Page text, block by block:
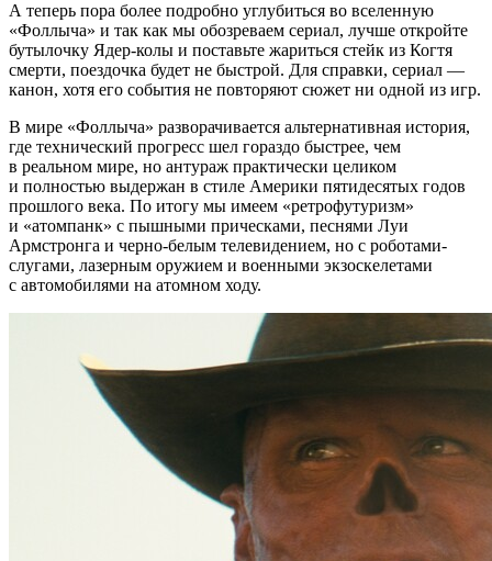
А теперь пора более подробно углубиться во вселенную
«Фоллыча» и так как мы обозреваем сериал, лучше откройте
бутылочку Ядер-колы и поставьте жариться стейк из Когтя
смерти, поездочка будет не быстрой. Для справки, сериал —
канон, хотя его события не повторяют сюжет ни одной из игр.
В мире «Фоллыча» разворачивается альтернативная история,
где технический прогресс шел гораздо быстрее, чем
в реальном мире, но антураж практически целиком
и полностью выдержан в стиле Америки пятидесятых годов
прошлого века. По итогу мы имеем «ретрофутуризм»
и «атомпанк» с пышными прическами, песнями Луи
Армстронга и черно-белым телевидением, но с роботами-
слугами, лазерным оружием и военными экзоскелетами
с автомобилями на атомном ходу.